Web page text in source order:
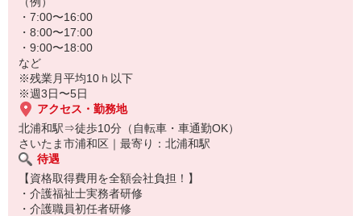
・7:00〜16:00
・8:00〜17:00
・9:00〜18:00
など
※残業月平均10ｈ以下
※週3日〜5日
アクセス・勤務地
北浦和駅⇒徒歩10分（自転車・車通勤OK）
さいたま市浦和区｜最寄り：北浦和駅
待遇
【資格取得費用を全額会社負担！】
・介護福祉士実務者研修
・介護職員初任者研修